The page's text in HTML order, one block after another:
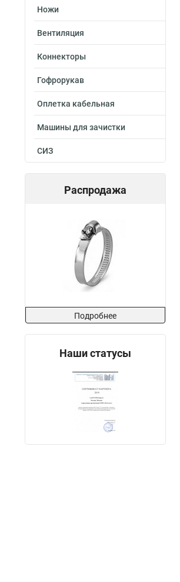
Ножи
Вентиляция
Коннекторы
Гофрорукав
Оплетка кабельная
Машины для зачистки
СИЗ
Распродажа
Подробнее
Наши статусы